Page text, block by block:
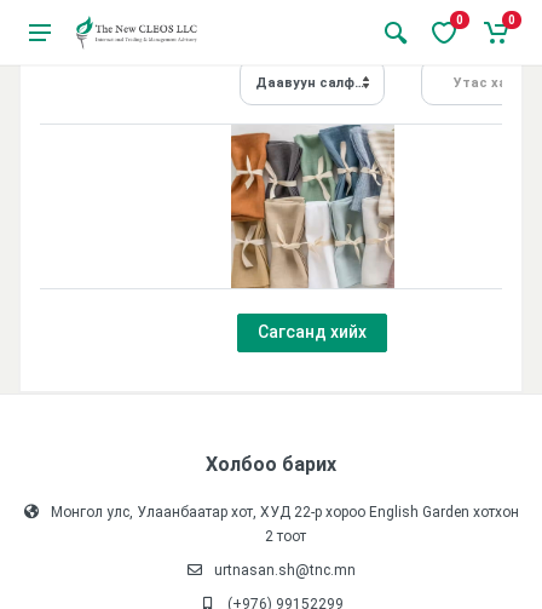
0 0
Даавуун салфетик 1ш Утас хайх...
Сагсанд хийх
Холбоо барих
Монгол улс, Улаанбаатар хот, ХУД 22-р хороо English Garden хотхон
2 тоот
urtnasan.sh@tnc.mn
(+976) 99152299